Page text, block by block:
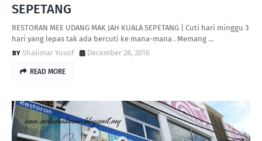
SEPETANG
RESTORAN MEE UDANG MAK JAH KUALA SEPETANG | Cuti hari minggu 3
hari yang lepas tak ada bercuti ke mana-mana . Memang …
Shalimar Yusof
December 28, 2016
READ MORE